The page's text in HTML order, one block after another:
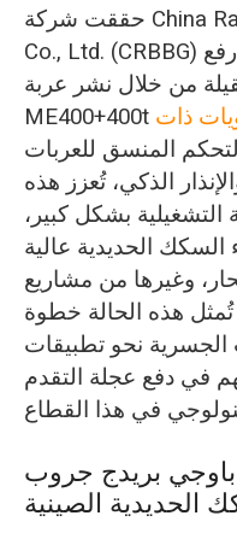
حققت شركة China Railway Baoji Bridge Group
Co., Ltd. (CRBBG) تقدمًا كبيرًا في تقنيات رفع
من خلال نشر عربة
ذات
المنسق للعربات
الذكي، تُعزز هذه
التشغيلية بشكل كبير،
السكك الحديدية عالية
وغيرها من مشاريع
تُمثل هذه الحالة خطوة
نحو تطبيقات
في دفع عجلة التقدم
بريدج جروب
الحديدية الصينية